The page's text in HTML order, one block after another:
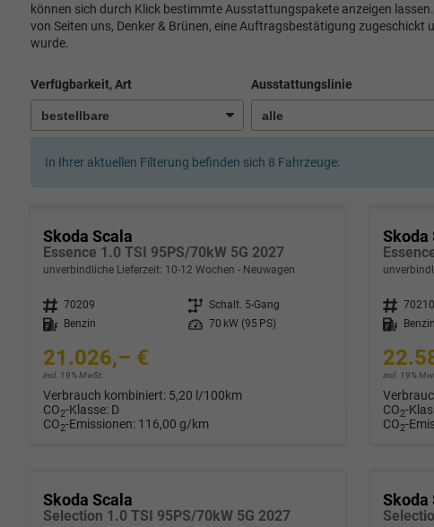
können sich durch Klick bestimmte Ausstattungspakete anzeigen
von Seiten uns, Denker & Brünen, eine Auftragsbestätigung
wurde.
Verfügbarkeit, Art Ausstattungslinie
In Ihrer aktuellen Filterung befinden sich 8 Fahrzeuge:
Skoda Scala
Essence 1.0 TSI 95PS/70kW 5G 2027
unverbindliche Lieferzeit: 10-12 Wochen Neuwagen
Fahrzeugnr. 70209 Getriebe Schalt. 5-Gang
Kraftstoff
Benzin Leistung 70 kW (95 PS)
21.026,– €
incl. 19% MwSt.
Verbrauch kombiniert: 5,20 l/100km
CO2-Klasse: D
CO2-Emissionen: 116,00 g/km
Skoda
Fahrzeugnr. 70210
Kraftstoff
Benzin
incl. 19%
CO2-
CO2-
Skoda Scala
Selection 1.0 TSI 95PS/70kW 5G 2027
Skoda